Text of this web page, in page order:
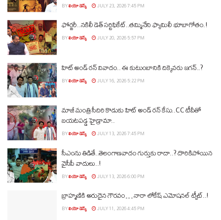
BYలియో డెస్క్ JULY 23, 2026 7:45 PM
ఫోర్జరీ..నకిలీ డెత్ సర్టిఫికేట్..తమ్మినేని ఫ్యామిలీ భూబాగోతం.!
BYలియో డెస్క్ JULY 20, 2026 5:57 PM
హిట్ అండ్ రన్ వివాదం.. ఈ కుటుంబానికి దిక్కెవరు జగన్..?
BYలియో డెస్క్ JULY 16, 2026 5:22 PM
మాజీ మంత్రి సీదిరి కొడుకు హిట్ అండ్ రన్ కేసు..CC టీవీతో
బయటపడ్డ హైడ్రామా..
BYలియో డెస్క్ JULY 13, 2026 7:45 PM
సీఎంను తిడితే..తెలంగాణవాదం గుర్తుకు రాదా..? దొరికిపోయిన
వైసీపీ వాదులు..!
BYలియో డెస్క్ JULY 13, 2026 6:00 PM
బ్రాహ్మణికి అరుదైన గౌరవం… నారా లోకేష్ ఎమోషనల్ ట్వీట్..!
BYలియో డెస్క్ JULY 11, 2026 4:45 PM